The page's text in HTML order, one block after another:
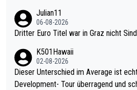
Julian11
06-08-2026
Dritter Euro Titel war in Graz nicht
K501Hawaii
02-08-2026
Dieser Unterschied im Average ist echt krass!
Development- Tour überragend und